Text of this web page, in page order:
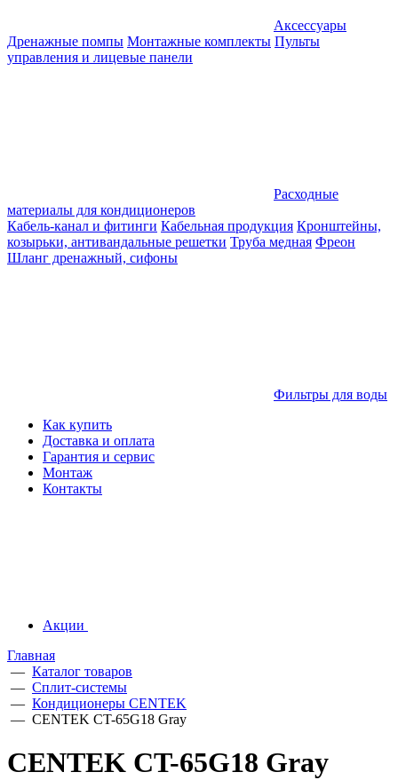
Аксессуары
Дренажные помпы Монтажные комплекты Пульты
управления и лицевые панели
Расходные
материалы для кондиционеров
Кабель-канал и фитинги Кабельная продукция Кронштейны,
козырьки, антивандальные решетки Труба медная Фреон
Шланг дренажный, сифоны
Фильтры для воды
Как купить
Доставка и оплата
Гарантия и сервис
Монтаж
Контакты
Акции
Главная
— Каталог товаров
— Сплит-системы
— Кондиционеры CENTEK
— CENTEK CT-65G18 Gray
CENTEK CT-65G18 Gray